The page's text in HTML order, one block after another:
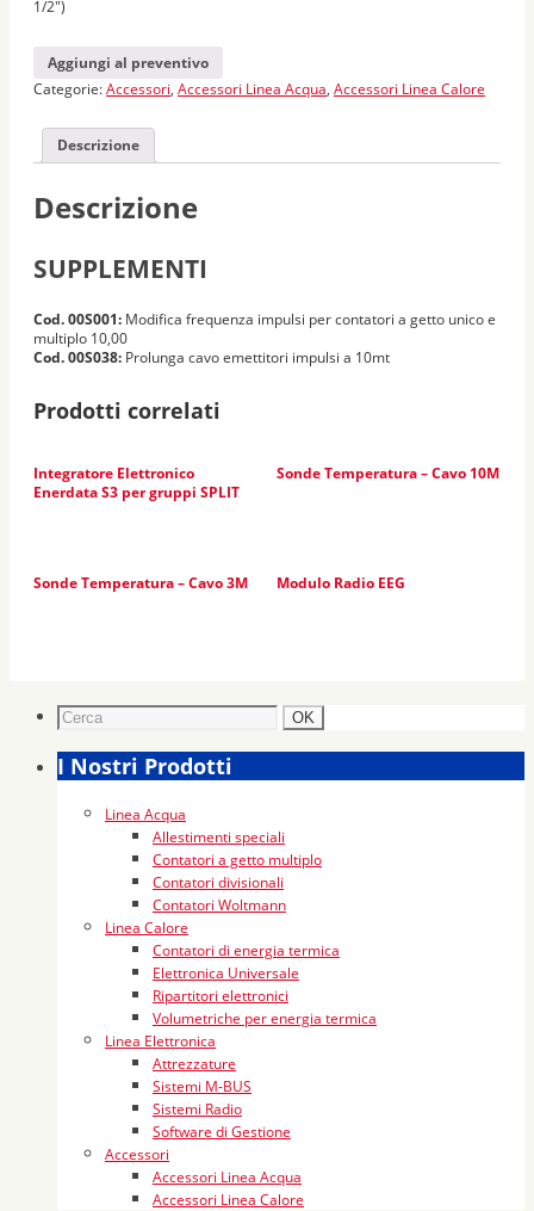
1/2″)
Aggiungi al preventivo
Categorie:Accessori, Accessori Linea Acqua, Accessori Linea Calore
Descrizione
Descrizione
SUPPLEMENTI
Cod. 00S001: Modifica frequenza impulsi per contatori a getto unico e
multiplo 10,00
Cod. 00S038: Prolunga cavo emettitori impulsi a 10mt
Prodotti correlati
Integratore Elettronico
Enerdata S3 per gruppi SPLIT
Sonde Temperatura – Cavo 10M
Sonde Temperatura – Cavo 3M Modulo Radio EEG
I Nostri Prodotti
Linea Acqua
Allestimenti speciali
Contatori a getto multiplo
Contatori divisionali
Contatori Woltmann
Linea Calore
Contatori di energia termica
Elettronica Universale
Ripartitori elettronici
Volumetriche per energia termica
Linea Elettronica
Attrezzature
Sistemi M-BUS
Sistemi Radio
Software di Gestione
Accessori
Accessori Linea Acqua
Accessori Linea Calore